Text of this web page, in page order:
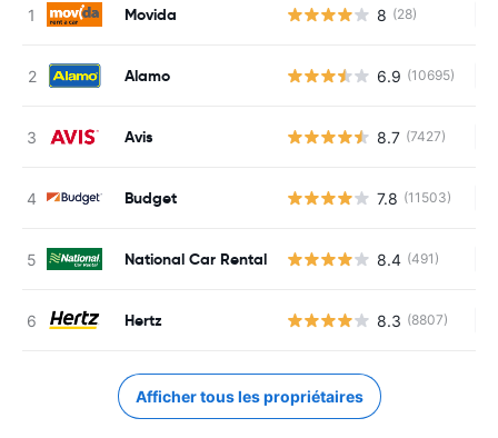
Movida 8 (28)
Alamo 6.9 (10695)
Avis 8.7 (7427)
Budget 7.8 (11503)
National Car Rental 8.4 (491)
Hertz 8.3 (8807)
Afficher tous les propriétaires